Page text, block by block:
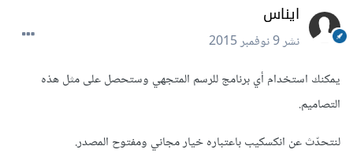
ايناس
نشر9 نوفمبر 2015
يمكنك استخدام أي برنامج للرسم المتجهي وستحصل على مثل هذه
التصاميم.
لنتحدّث عن انكسكيب باعتباره خيار مجاني ومفتوح المصدر.